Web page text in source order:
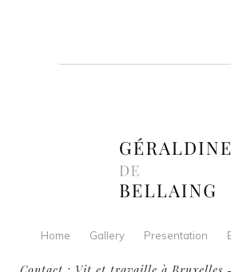
Home Gallery Presentation